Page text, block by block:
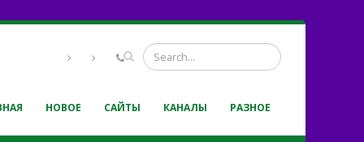
НОВОЕ САЙТЫ КАНАЛЫ РАЗНОЕ